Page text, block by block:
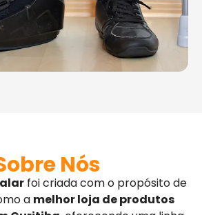
Nós
foi criada com o propósito de
a melhor loja de produtos